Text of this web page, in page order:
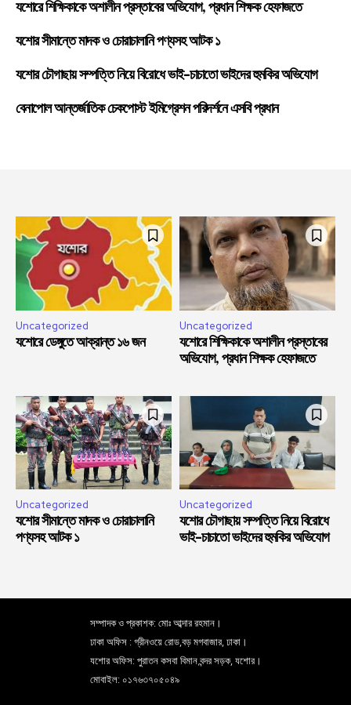
যশোরে শিক্ষিকাকে অশালীন প্রস্তাবের অভিযোগ, প্রধান শিক্ষক হেফাজতে
যশোর সীমান্তে মাদক ও চোরাচালানি পণ্যসহ আটক ১
যশোর চৌগাছায় সম্পত্তি নিয়ে বিরোধে ভাই-চাচাতো ভাইদের হুমকির অভিযোগ
বেনাপোল আন্তর্জাতিক চেকপোস্ট ইমিগ্রেশন পরিদর্শনে এসবি প্রধান
Uncategorized
যশোরে ডেঙ্গুতে আক্রান্ত ১৬ জন
Uncategorized
যশোরে শিক্ষিকাকে অশালীন প্রস্তাবের
অভিযোগ, প্রধান শিক্ষক হেফাজতে
Uncategorized
যশোর সীমান্তে মাদক ও চোরাচালানি
পণ্যসহ আটক ১
Uncategorized
যশোর চৌগাছায় সম্পত্তি নিয়ে বিরোধে
ভাই-চাচাতো ভাইদের হুমকির অভিযোগ
সম্পাদক ও প্রকাশক: মোঃ আব্দার রহমান।
ঢাকা অফিস : গ্রীনওয়ে রোড,বড় মগবাজার, ঢাকা।
যশোর অফিস: পুরাতন কসবা বিমান বন্দর সড়ক, যশোর।
মোবাইল: ০১৭৬৩৭০৫০৪৯